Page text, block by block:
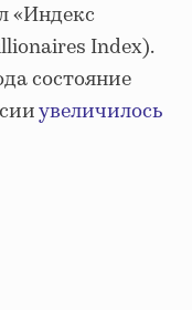
«Индекс
Index).
состояние
увеличилось